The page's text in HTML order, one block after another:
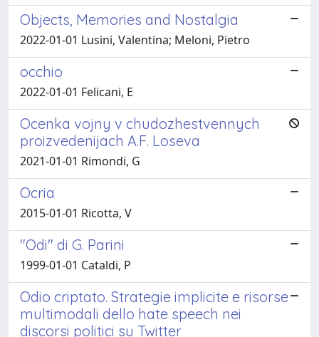
Objects, Memories and Nostalgia
2022-01-01 Lusini, Valentina; Meloni, Pietro
occhio
2022-01-01 Felicani, E
Ocenka vojny v chudozhestvennych
proizvedenijach A.F. Loseva
2021-01-01 Rimondi, G
Ocria
2015-01-01 Ricotta, V
"Odi" di G. Parini
1999-01-01 Cataldi, P
Odio criptato. Strategie implicite e risorse
multimodali dello hate speech nei
discorsi politici su Twitter